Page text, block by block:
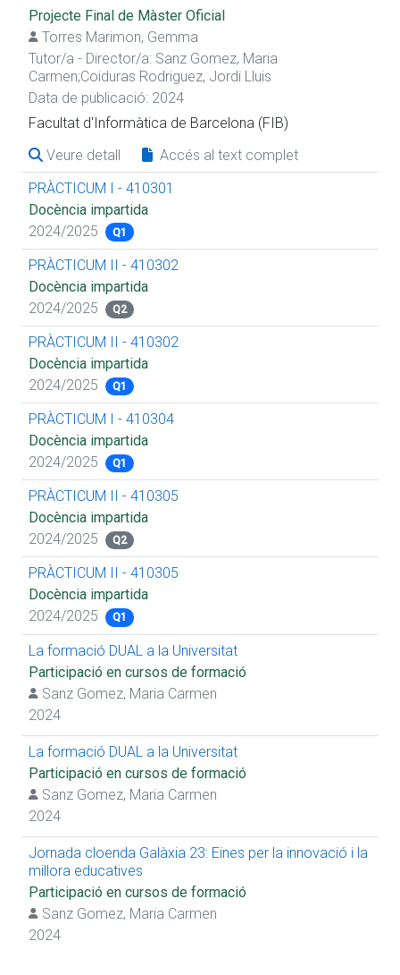
Projecte Final de Màster Oficial
Torres Marimon, Gemma
Tutor/a - Director/a: Sanz Gomez, Maria
Carmen;Coiduras Rodriguez, Jordi Lluis
Data de publicació: 2024
Facultat d'Informàtica de Barcelona (FIB)
Veure detall
Accés al text complet
PRÀCTICUM I - 410301
Docència impartida
2024/2025
Q1
PRÀCTICUM II - 410302
Docència impartida
2024/2025
Q2
PRÀCTICUM II - 410302
Docència impartida
2024/2025
Q1
PRÀCTICUM I - 410304
Docència impartida
2024/2025
Q1
PRÀCTICUM II - 410305
Docència impartida
2024/2025
Q2
PRÀCTICUM II - 410305
Docència impartida
2024/2025
Q1
La formació DUAL a la Universitat
Participació en cursos de formació
Sanz Gomez, Maria Carmen
2024
La formació DUAL a la Universitat
Participació en cursos de formació
Sanz Gomez, Maria Carmen
2024
Jornada cloenda Galàxia 23: Eines per la innovació i la
millora educatives
Participació en cursos de formació
Sanz Gomez, Maria Carmen
2024